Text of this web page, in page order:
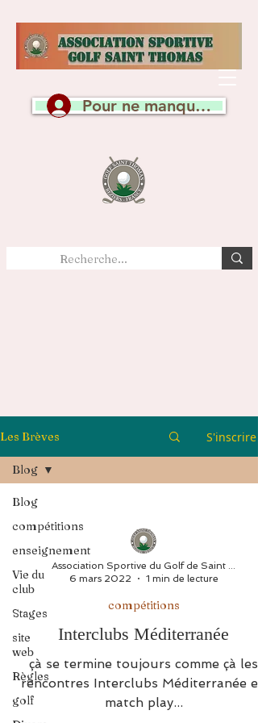
Pour ne manquer
Les Brèves S'inscrire
Blog
compétitions
enseignement
Vie du
club
Stages
site
web
Règles
golf
Blog
6 mars 2022
1 min de lecture
compétitions
Interclubs Méditerranée
çà se termine toujours comme çà les
rencontres Interclubs Méditerranée en
match play...